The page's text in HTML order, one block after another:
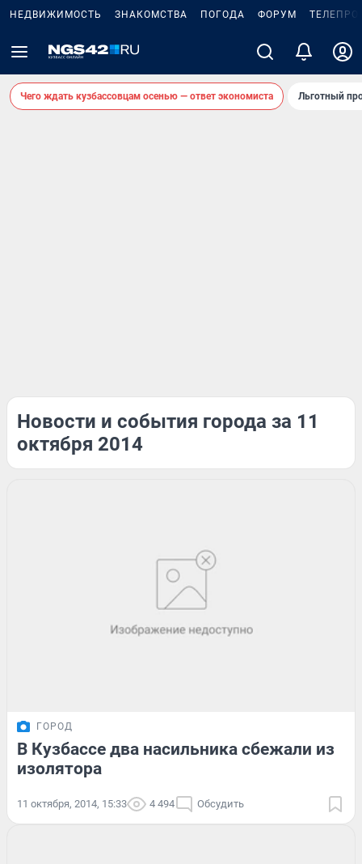
НЕДВИЖИМОСТЬ ЗНАКОМСТВА ПОГОДА ФОРУМ
Чего ждать кузбассовцам осенью — ответ экономиста Льготный
Новости и события города за 11
октября 2014
ГОРОД
В Кузбассе два насильника сбежали из
изолятора
11 октября, 2014, 15:33 4 494 Обсудить